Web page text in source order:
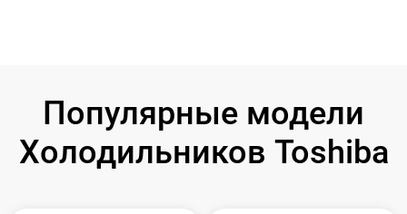
Популярные модели
Холодильников Toshiba